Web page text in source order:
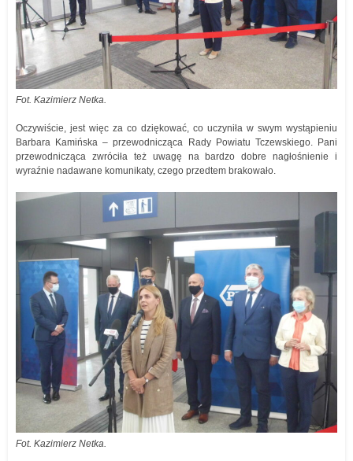
Fot. Kazimierz Netka.
Oczywiście, jest więc za co dziękować, co uczyniła w swym wystąpieniu
Barbara Kamińska – przewodnicząca Rady Powiatu Tczewskiego. Pani
przewodnicząca zwróciła też uwagę na bardzo dobre nagłośnienie i
wyraźnie nadawane komunikaty, czego przedtem brakowało.
Fot. Kazimierz Netka.